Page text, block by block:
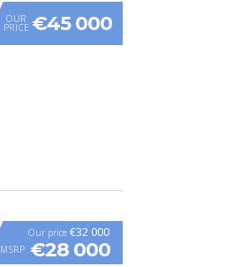
OUR
PRICE €45 000
Our price €32 000
MSRP €28 000